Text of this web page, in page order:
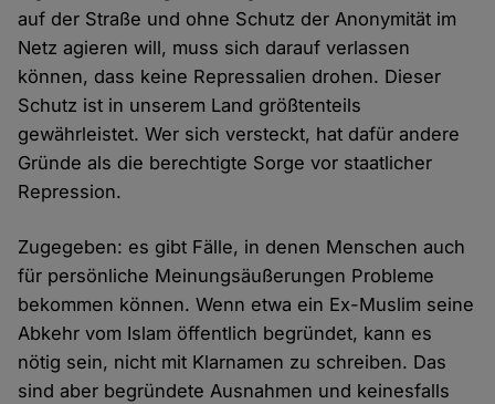
auf der Straße und ohne Schutz der Anonymität im
Netz agieren will, muss sich darauf verlassen
können, dass keine Repressalien drohen. Dieser
Schutz ist in unserem Land größtenteils
gewährleistet. Wer sich versteckt, hat dafür andere
Gründe als die berechtigte Sorge vor staatlicher
Repression.
Zugegeben: es gibt Fälle, in denen Menschen auch
für persönliche Meinungsäußerungen Probleme
bekommen können. Wenn etwa ein Ex-Muslim seine
Abkehr vom Islam öffentlich begründet, kann es
nötig sein, nicht mit Klarnamen zu schreiben. Das
sind aber begründete Ausnahmen und keinesfalls